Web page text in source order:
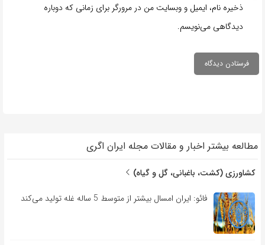
ذخیره نام، ایمیل و وبسایت من در مرورگر برای زمانی که دوباره
دیدگاهی می‌نویسم.
مطالعه بیشتر اخبار و مقالات مجله ایران اگری
کشاورزی (کشت، باغبانی، گل و گیاه)
فائو: ایران امسال بیشتر از متوسط 5 ساله غله تولید می‌کند